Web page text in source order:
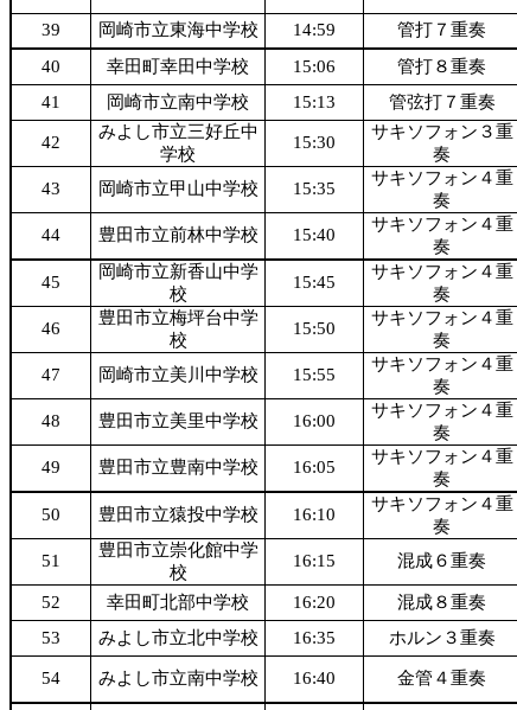
39 岡崎市立東海中学校 14:59 管打７重奏
40
幸田町幸田中学校 15:06 管打８重奏
41
岡崎市立南中学校 15:13 管弦打７重奏
42
みよし市立三好丘中
学校
15:30
サキソフォン３重
奏
43 岡崎市立甲山中学校 15:35
サキソフォン４重
奏
44 豊田市立前林中学校 15:40
サキソフォン４重
奏
45
岡崎市立新香山中学
校
15:45
サキソフォン４重
奏
46
豊田市立梅坪台中学
校
15:50
サキソフォン４重
奏
47 岡崎市立美川中学校 15:55
サキソフォン４重
奏
48 豊田市立美里中学校 16:00
サキソフォン４重
奏
49 豊田市立豊南中学校 16:05
サキソフォン４重
奏
50 豊田市立猿投中学校 16:10
サキソフォン４重
奏
51
豊田市立崇化館中学
校
16:15 混成６重奏
52 幸田町北部中学校 16:20 混成８重奏
53
みよし市立北中学校 16:35 ホルン３重奏
54 みよし市立南中学校 16:40 金管４重奏